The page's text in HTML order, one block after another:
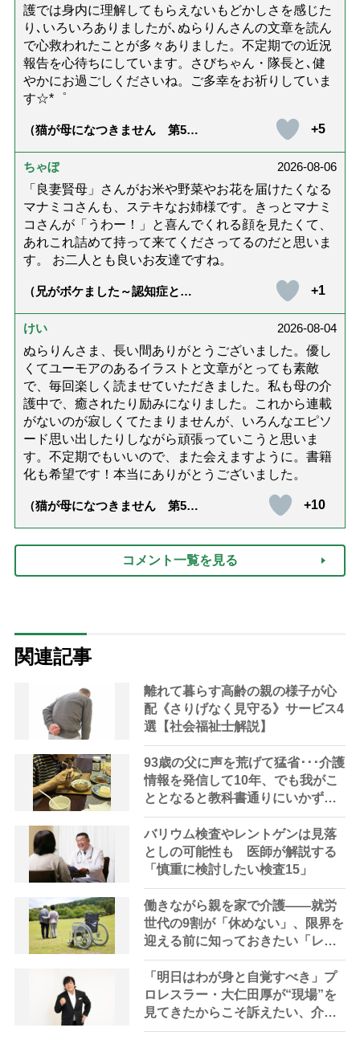
護では身内に理解してもらえないもどかしさを感じた
り､いろいろありましたが､ぬらりんさんの文章を読ん
で心救われたことが多々ありました。不定期での近況
報告を心待ちにしています。さびちゃん・隊長と､健
やかにお過ごしくださいね。ご多幸をお祈りしていま
す☆*゜
（猫が母になつきません 第500
+5
ちゃぼ
2026-08-06
「良妻賢母」さんがお米や野菜やお花を届けたくなる
マナミコさんも、ステキなお姉様です。きっとマナミ
コさんが「うわー！」と喜んでくれる顔を見たくて、
あれこれ詰めて持って来てくださってるのだと思いま
す。 お二人とも良いお友達ですね。
（兄がボケました～認知症と介
達』が届きました」）
+1
けい
2026-08-04
ぬらりんさま、長い間ありがとうございました。優し
くてユーモアのあるイラストと文章がとっても素敵
で、毎回楽しく読ませていただきました。私も母の介
護中で、癒されたり励みになりました。これから連載
がないのが寂しくてたまりませんが、いろんなエピソ
ード思い出したりしながら頑張っていこうと思いま
す。不定期でもいいので、また会えますように。書籍
化も希望です！本当にありがとうございました。
（猫が母になつきません 第500
+10
コメント一覧を見る
関連記事
離れて暮らす高齢の親の様子が心
配《さりげなく見守る》サービス4
選【社会福祉士解説】
93歳の父に声を荒げて猛省･･･介護
情報を発信して10年、でも我がこ
ととなると教科書通りにいかずに
ため息「感情と理性の狭間で右往
左往する現実」
バリウム検査やレントゲンは見落
としの可能性も 医師が解説する
「慎重に検討したい検査15」
働きながら親を家で介護――就労
世代の9割が「休めない」、限界を
迎える前に知っておきたい「レス
パイトケア」の選択肢
「明日はわが身と自覚すべき」プ
ロレスラー・大仁田厚が“現場”を
見てきたからこそ訴えたい、介護
制度のリアルと業界へのエール